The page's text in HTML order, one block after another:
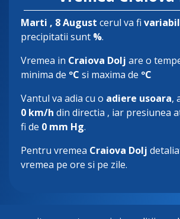
Marti , 8 August cerul va fi variabil
precipitatii sunt %.
Vremea in Craiova Dolj are o
minima de ºC si maxima de ºC
Vantul va adia cu o adiere usoara,
0 km/h din directia , iar presiunea
fi de 0 mm Hg.
Pentru vremea Craiova Dolj
vremea pe ore si pe zile.